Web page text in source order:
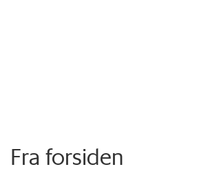
Fra forsiden